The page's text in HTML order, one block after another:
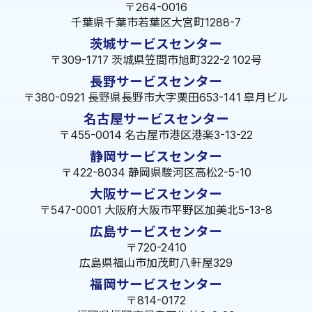
〒264-0016
千葉県千葉市若葉区大宮町1288-7
茨城サービスセンター
〒309-1717 茨城県笠間市旭町322-2 102号
長野サービスセンター
〒380-0921 長野県長野市大字栗田653-141 皐月ビル
名古屋サービスセンター
〒455-0014 名古屋市港区港楽3-13-22
静岡サービスセンター
〒422-8034 静岡県駿河区高松2-5-10
大阪サービスセンター
〒547-0001 大阪府大阪市平野区加美北5-13-8
広島サービスセンター
〒720-2410
広島県福山市加茂町八軒屋329
福岡サービスセンター
〒814-0172